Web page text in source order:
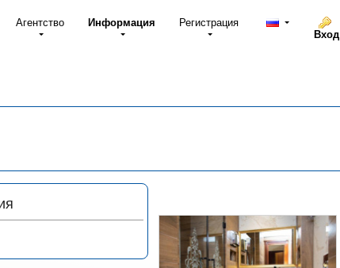
Агентство Информация
Регистрация
Вход